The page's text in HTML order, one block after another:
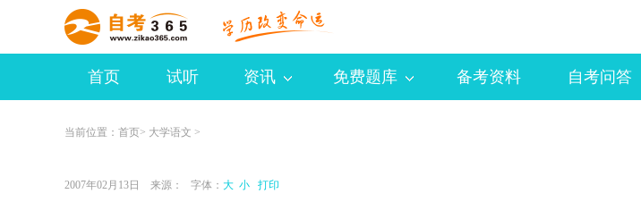
首页 试听 资讯 免费题库 备考资料 自考问答
当前位置： 首页> 大学语文 >
2007年02月13日 来源： 字体： 大 小 打印